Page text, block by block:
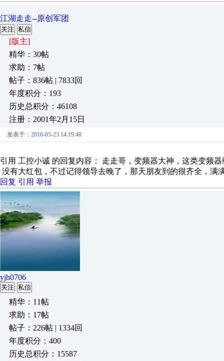
江湖走走--原创军团
关注 私信
[版主]
精华：30帖
求助：7帖
帖子：836帖 | 7833回
年度积分：193
历史总积分：46108
注册：2001年2月15日
发表于：2016-05-23 14:19:48
引用 工控小诚 的回复内容： 走走哥，变频器大神，这类变频
没有大红包，不过记得领导去晚了，那天朋友到的很齐全，满
回复 引用 举报
yjh0706
关注 私信
精华：11帖
求助：17帖
帖子：226帖 | 1334回
年度积分：400
历史总积分：15587